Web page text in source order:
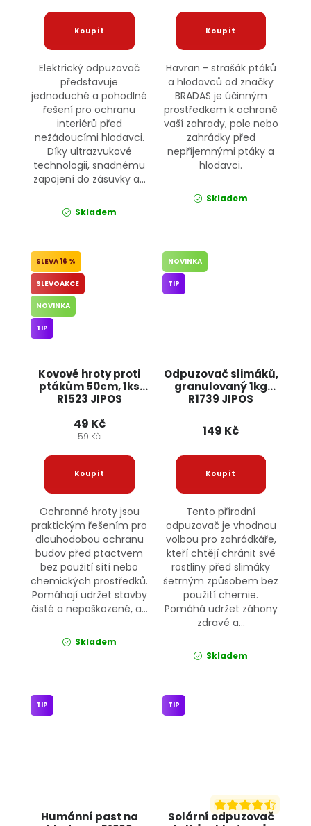
Elektrický odpuzovač
představuje
jednoduché a pohodlné
řešení pro ochranu
interiérů před
nežádoucími hlodavci.
Díky ultrazvukové
technologii, snadnému
zapojení do zásuvky a...
Skladem
Havran - strašák ptáků
a hlodavců od značky
BRADAS je účinným
prostředkem k ochraně
vaší zahrady, pole nebo
zahrádky před
nepříjemnými ptáky a
hlodavci.
Skladem
Kovové hroty proti
ptákům 50cm, 1ks
R1523 JIPOS
16 %
SLEVOAKCE
NOVINKA
TIP
49 Kč
59 Kč
Ochranné hroty jsou
praktickým řešením pro
dlouhodobou ochranu
budov před ptactvem
bez použití sítí nebo
chemických prostředků.
Pomáhají udržet stavby
čisté a nepoškozené, a...
Skladem
Odpuzovač slimáků,
granulovaný 1kg
R1739 JIPOS
NOVINKA
TIP
149 Kč
Tento přírodní
odpuzovač je vhodnou
volbou pro zahrádkáře,
kteří chtějí chránit své
rostliny před slimáky
šetrným způsobem bez
použití chemie.
Pomáhá udržet záhony
zdravé a...
Skladem
Humánní past na
TIP
Solární odpuzovač
TIP